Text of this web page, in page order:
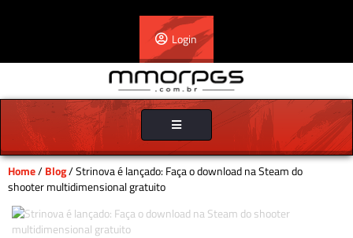
Login
Toggle
navigation
Home/Blog/ Strinova é lançado: Faça o download na Steam do
shooter multidimensional gratuito